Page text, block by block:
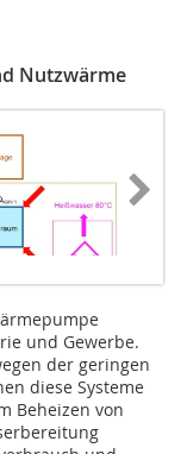
Nutzwärme
und Gewerbe.
der geringen
diese Systeme
Beheizen von